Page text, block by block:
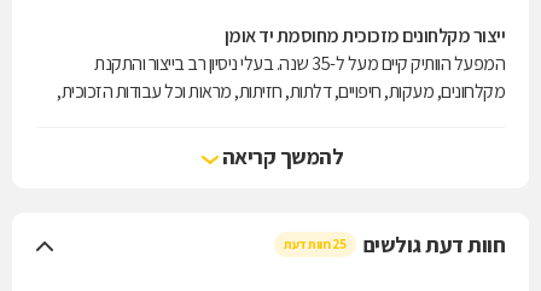
ייצור מקלחונים מזכוכית מחוסמת יד אומן
המפעל הוותיק קיים מעל ל-35 שנה. בעלי ניסיון רב בייצור והתקנת
מקלחונים, מעקות, חיפויים, דלתות, חזיתות, מראות וכל עבודות הזכוכית,
ומוכשר,נותני שירות הוגן ואדיב, בעלי ניסיון עשיר בעבודות אומנות . המפעל
שוכן במתחם גדול ומרווח ובו מכונות ייצור ועיבוד מן השורה הראשונה, אולם
להמשך קריאה
חוות דעת גולשים 25 חוות דעת